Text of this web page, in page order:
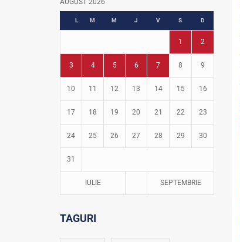
Fotbal în grădinițe
AUGUST 2026
L M M J V S D
1 2
3 4 5 6 7 8 9
10 11 12 13 14 15 16
17 18 19 20 21 22 23
24 25 26 27 28 29 30
31
IULIE SEPTEMBRIE
TAGURI